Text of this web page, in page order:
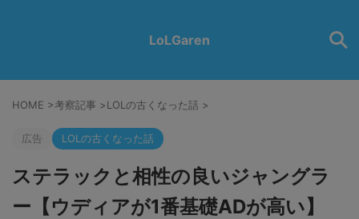
LoLGaren
HOME >考察記事 >LOLの古くなった話 >
広告 LOLの古くなった話
ステラックと相性の良いジャングラ
ー【ウディアが1番基礎ADが高い】